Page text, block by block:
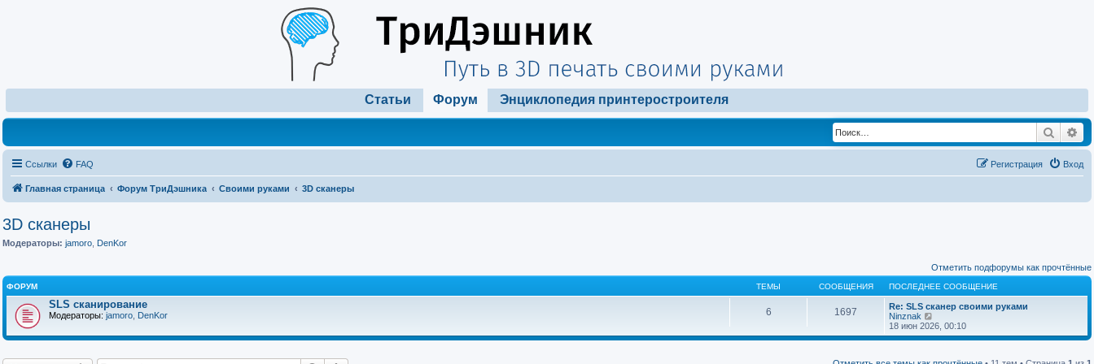
Статьи Форум Энциклопедия принтеростроителя
Поиск
Ссылки FAQ Вход
Регистрация
Главная страница Форум ТриДэшника Своими руками 3D сканеры
3D сканеры
Модераторы: jamoro DenKor
Отметить подфорумы как прочтённые
ФОРУМ ТЕМЫ СООБЩЕНИЯ ПОСЛЕДНЕЕ СООБЩЕНИЕ
SLS сканирование
Модераторы: jamoro DenKor 6 1697
Re: SLS сканер своими руками
Ninznak
е
р
18 июн 2026, 00:10